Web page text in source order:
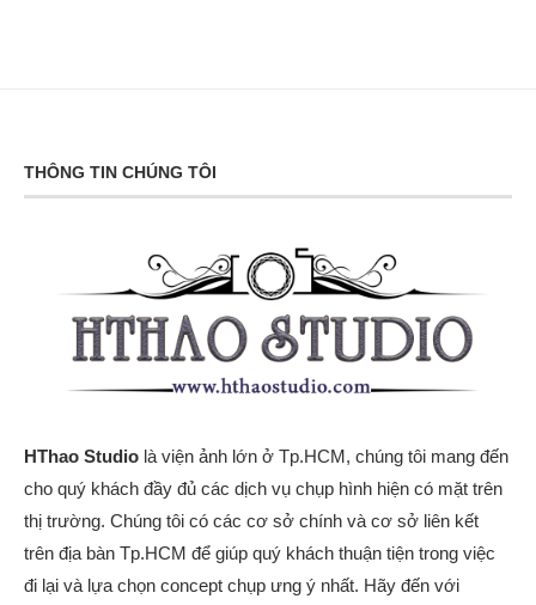
THÔNG TIN CHÚNG TÔI
HThao Studio là viện ảnh lớn ở Tp.HCM, chúng tôi mang đến
cho quý khách đầy đủ các dịch vụ chụp hình hiện có mặt trên
thị trường. Chúng tôi có các cơ sở chính và cơ sở liên kết
trên địa bàn Tp.HCM để giúp quý khách thuận tiện trong việc
đi lại và lựa chọn concept chụp ưng ý nhất. Hãy đến với